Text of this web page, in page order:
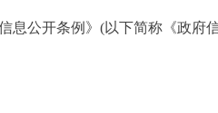
息公开条例》(以下简称《政府